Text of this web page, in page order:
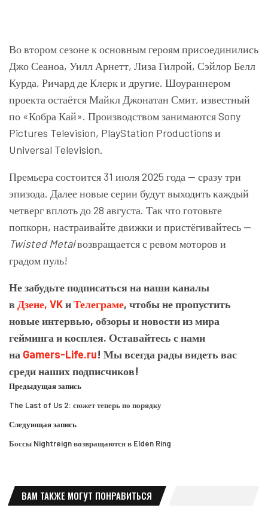
Во втором сезоне к основным героям присоединились
Джо Сеаноа, Уилл Арнетт, Лиза Гилрой, Сэйлор Белл
Курда, Ричард де Клерк и другие. Шоураннером
проекта остаётся Майкл Джонатан Смит, известный
по «Кобра Кай». Производством занимаются Sony
Pictures Television, PlayStation Productions и
Universal Television.
Премьера состоится 31 июля 2025 года — сразу три
эпизода. Далее новые серии будут выходить каждый
четверг вплоть до 28 августа. Так что готовьте
попкорн, настраивайте движки и пристёгивайтесь —
Twisted Metalвозвращается с ревом моторов и
градом пуль!
Не забудьте подписаться на наши каналы
в Дзене, VKиТелеграме, чтобы не пропустить
новые интервью, обзоры и новости из мира
гейминга и косплея. Оставайтесь с нами
на Gamers-Life.ru! Мы всегда рады видеть вас
среди наших подписчиков!
Предыдущая запись
The Last of Us 2: сюжет теперь по порядку
Следующая запись
Боссы Nightreign возвращаются в Elden Ring
ВАМ ТАКЖЕ МОГУТ ПОНРАВИТЬСЯ